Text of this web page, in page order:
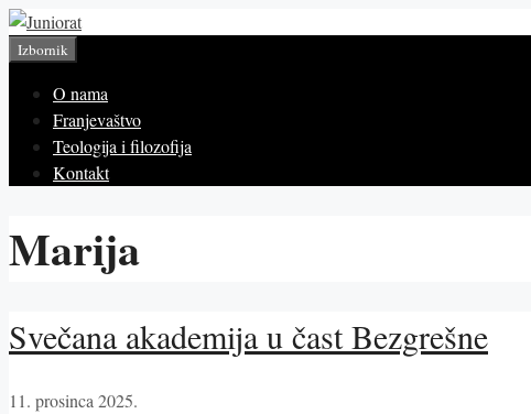
Preskoči
na
Izbornik
O nama
Franjevaštvo
Teologija i filozofija
Kontakt
Marija
Svečana akademija u čast Bezgrešne
11. prosinca 2025.